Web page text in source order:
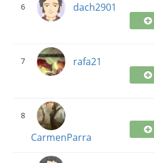
6 dach2901
7 rafa21
8
CarmenParra